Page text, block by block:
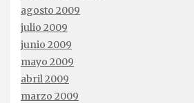
agosto 2009
julio 2009
junio 2009
mayo 2009
abril 2009
marzo 2009